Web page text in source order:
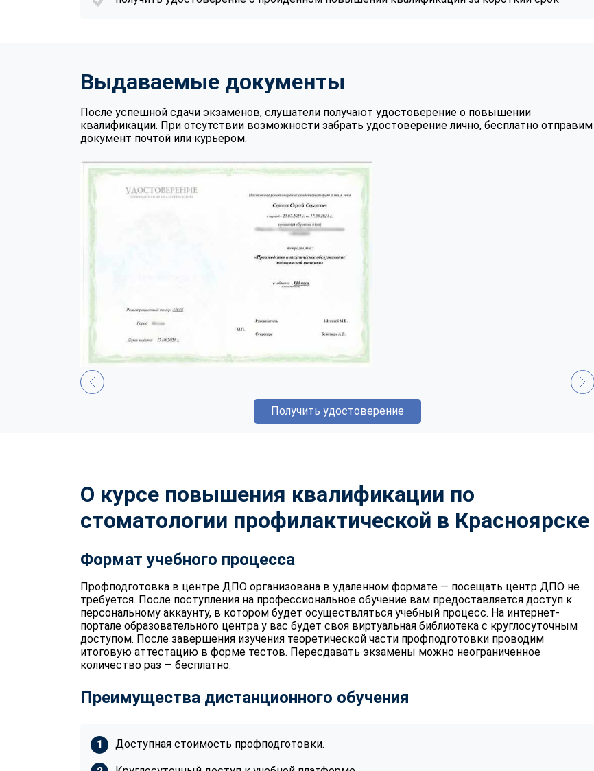
Выдаваемые документы
После успешной сдачи экзаменов, слушатели получают удостоверение о повышении
квалификации. При отсутствии возможности забрать удостоверение лично, бесплатно отправим
документ почтой или курьером.
Получить удостоверение
О курсе повышения квалификации по
стоматологии профилактической в Красноярске
Формат учебного процесса
Профподготовка в центре ДПО организована в удаленном формате — посещать центр ДПО не
требуется. После поступления на профессиональное обучение вам предоставляется доступ к
персональному аккаунту, в котором будет осуществляться учебный процесс. На интернет-
портале образовательного центра у вас будет своя виртуальная библиотека с круглосуточным
доступом. После завершения изучения теоретической части профподготовки проводим
итоговую аттестацию в форме тестов. Пересдавать экзамены можно неограниченное
количество раз — бесплатно.
Преимущества дистанционного обучения
Доступная стоимость профподготовки.